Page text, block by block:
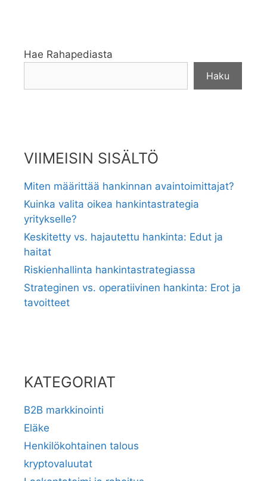
Hae Rahapediasta
Haku
VIIMEISIN SISÄLTÖ
Miten määrittää hankinnan avaintoimittajat?
Kuinka valita oikea hankintastrategia
yritykselle?
Keskitetty vs. hajautettu hankinta: Edut ja
haitat
Riskienhallinta hankintastrategiassa
Strateginen vs. operatiivinen hankinta: Erot ja
tavoitteet
KATEGORIAT
B2B markkinointi
Eläke
Henkilökohtainen talous
kryptovaluutat